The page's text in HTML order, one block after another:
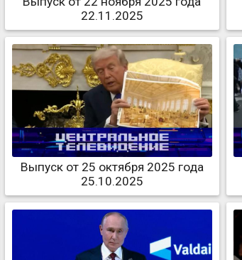
22.11.2025
Выпуск от 25 октября 2025 года
25.10.2025